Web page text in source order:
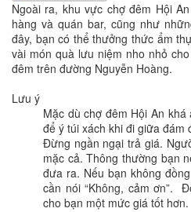
Ngoài ra, khu vực chợ đêm Hội
hàng và quán bar, cũng như
đây, bạn có thể thưởng thức ẩm
vài món quà lưu niệm nho nhỏ
đêm trên đường Nguyễn Hoàng.
Lưu ý
Mặc dù chợ đêm Hội An
để ý túi xách khi đi giữa đám
Đừng ngần ngại trả giá.
mặc cả. Thông thường bạn
đưa ra. Nếu bạn không
cần nói “Không, cảm ơn”.
cho bạn một mức giá tốt hơn.